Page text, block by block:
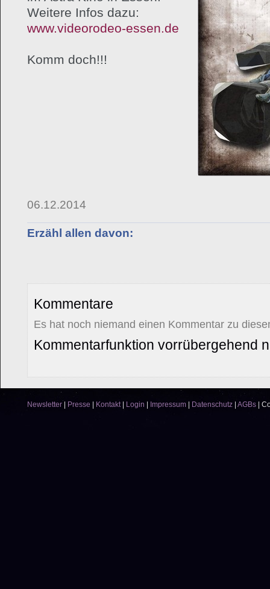
Weitere Infos dazu:
www.videorodeo-essen.de
Komm doch!!!
06.12.2014
Erzähl allen davon:
Kommentare
Es hat noch niemand einen Kommentar zu
Kommentarfunktion vorrübergehend
Newsletter Presse Kontakt| Login Impressum Datenschutz AGBs